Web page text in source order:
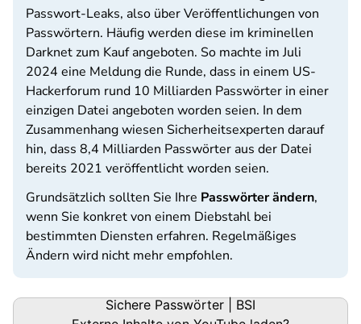
Passwort-Leaks, also über Veröffentlichungen von
Passwörtern. Häufig werden diese im kriminellen
Darknet zum Kauf angeboten. So machte im Juli
2024 eine Meldung die Runde, dass in einem US-
Hackerforum rund 10 Milliarden Passwörter in einer
einzigen Datei angeboten worden seien. In dem
Zusammenhang wiesen Sicherheitsexperten darauf
hin, dass 8,4 Milliarden Passwörter aus der Datei
bereits 2021 veröffentlicht worden seien.
Grundsätzlich sollten Sie Ihre Passwörter ändern,
wenn Sie konkret von einem Diebstahl bei
bestimmten Diensten erfahren. Regelmäßiges
Ändern wird nicht mehr empfohlen.
Sichere Passwörter | BSI